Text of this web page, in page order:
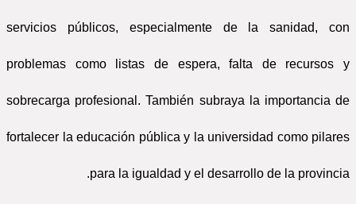
servicios públicos, especialmente de la sanidad, con
problemas como listas de espera, falta de recursos y
sobrecarga profesional. También subraya la importancia de
fortalecer la educación pública y la universidad como pilares
para la igualdad y el desarrollo de la provincia.